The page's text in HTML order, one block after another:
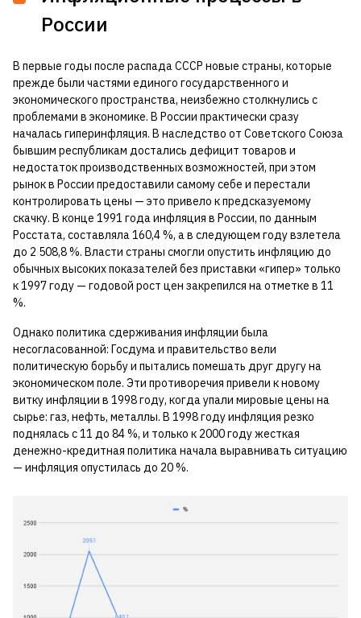
России
В первые годы после распада СССР новые страны, которые
прежде были частями единого государственного и
экономического пространства, неизбежно столкнулись с
проблемами в экономике. В России практически сразу
началась гиперинфляция. В наследство от Советского Союза
бывшим республикам достались дефицит товаров и
недостаток производственных возможностей, при этом
рынок в России предоставили самому себе и перестали
контролировать цены — это привело к предсказуемому
скачку. В конце 1991 года инфляция в России, по данным
Росстата, составляла 160,4 %, а в следующем году взлетела
до 2 508,8 %. Власти страны смогли опустить инфляцию до
обычных высоких показателей без приставки «гипер» только
к 1997 году — годовой рост цен закрепился на отметке в 11
%.
Однако политика сдерживания инфляции была
несогласованной: Госдума и правительство вели
политическую борьбу и пытались помешать друг другу на
экономическом поле. Эти противоречия привели к новому
витку инфляции в 1998 году, когда упали мировые цены на
сырье: газ, нефть, металлы. В 1998 году инфляция резко
поднялась с 11 до 84 %, и только к 2000 году жесткая
денежно-кредитная политика начала выравнивать ситуацию
— инфляция опустилась до 20 %.